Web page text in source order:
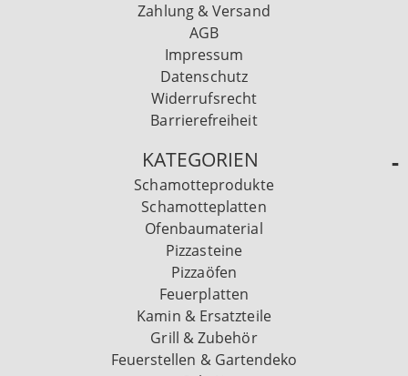
Zahlung & Versand
AGB
Impressum
Datenschutz
Widerrufsrecht
Barrierefreiheit
KATEGORIEN
Schamotteprodukte
Schamotteplatten
Ofenbaumaterial
Pizzasteine
Pizzaöfen
Feuerplatten
Kamin & Ersatzteile
Grill & Zubehör
Feuerstellen & Gartendeko